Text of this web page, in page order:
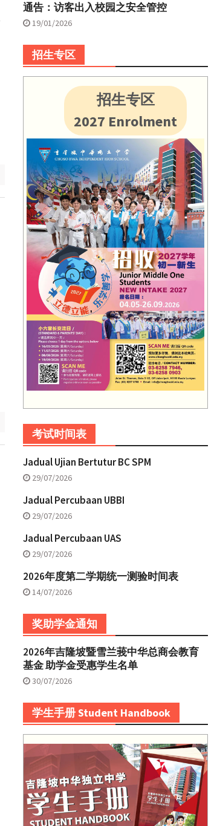
通告：访客出入校园之安全管控
19/01/2026
招生专区
招生专区
2027 Enrolment
考试时间表
Jadual Ujian Bertutur BC SPM
29/07/2026
Jadual Percubaan UBBI
29/07/2026
Jadual Percubaan UAS
29/07/2026
2026年度第二学期统一测验时间表
14/07/2026
奖助学金通知
2026年吉隆坡暨雪兰莪中华总商会教育
基金 助学金受惠学生名单
30/07/2026
学生手册 Student Handbook